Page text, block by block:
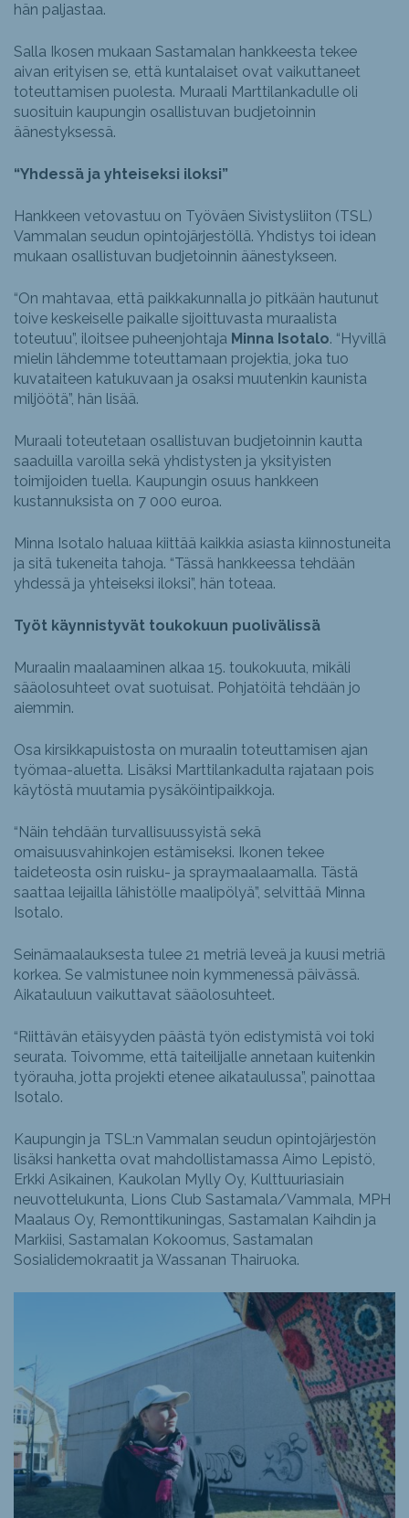
hän paljastaa.
Salla Ikosen mukaan Sastamalan hankkeesta tekee
aivan erityisen se, että kuntalaiset ovat vaikuttaneet
toteuttamisen puolesta. Muraali Marttilankadulle oli
suosituin kaupungin osallistuvan budjetoinnin
äänestyksessä.
“Yhdessä ja yhteiseksi iloksi”
Hankkeen vetovastuu on Työväen Sivistysliiton (TSL)
Vammalan seudun opintojärjestöllä. Yhdistys toi idean
mukaan osallistuvan budjetoinnin äänestykseen.
“On mahtavaa, että paikkakunnalla jo pitkään hautunut
toive keskeiselle paikalle sijoittuvasta muraalista
toteutuu”, iloitsee puheenjohtaja Minna Isotalo. “Hyvillä
mielin lähdemme toteuttamaan projektia, joka tuo
kuvataiteen katukuvaan ja osaksi muutenkin kaunista
miljöötä”, hän lisää.
Muraali toteutetaan osallistuvan budjetoinnin kautta
saaduilla varoilla sekä yhdistysten ja yksityisten
toimijoiden tuella. Kaupungin osuus hankkeen
kustannuksista on 7 000 euroa.
Minna Isotalo haluaa kiittää kaikkia asiasta kiinnostuneita
ja sitä tukeneita tahoja. “Tässä hankkeessa tehdään
yhdessä ja yhteiseksi iloksi”, hän toteaa.
Työt käynnistyvät toukokuun puolivälissä
Muraalin maalaaminen alkaa 15. toukokuuta, mikäli
sääolosuhteet ovat suotuisat. Pohjatöitä tehdään jo
aiemmin.
Osa kirsikkapuistosta on muraalin toteuttamisen ajan
työmaa-aluetta. Lisäksi Marttilankadulta rajataan pois
käytöstä muutamia pysäköintipaikkoja.
“Näin tehdään turvallisuussyistä sekä
omaisuusvahinkojen estämiseksi. Ikonen tekee
taideteosta osin ruisku- ja spraymaalaamalla. Tästä
saattaa leijailla lähistölle maalipölyä”, selvittää Minna
Isotalo.
Seinämaalauksesta tulee 21 metriä leveä ja kuusi metriä
korkea. Se valmistunee noin kymmenessä päivässä.
Aikatauluun vaikuttavat sääolosuhteet.
“Riittävän etäisyyden päästä työn edistymistä voi toki
seurata. Toivomme, että taiteilijalle annetaan kuitenkin
työrauha, jotta projekti etenee aikataulussa”, painottaa
Isotalo.
Kaupungin ja TSL:n Vammalan seudun opintojärjestön
lisäksi hanketta ovat mahdollistamassa Aimo Lepistö,
Erkki Asikainen, Kaukolan Mylly Oy, Kulttuuriasiain
neuvottelukunta, Lions Club Sastamala/Vammala, MPH
Maalaus Oy, Remonttikuningas, Sastamalan Kaihdin ja
Markiisi, Sastamalan Kokoomus, Sastamalan
Sosialidemokraatit ja Wassanan Thairuoka.